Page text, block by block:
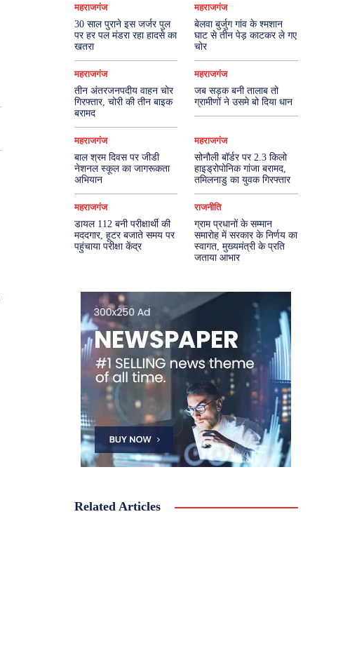
महराजगंज
30 साल पुराने इस जर्जर पुल
पर हर पल मंडरा रहा हादसे का
खतरा
महराजगंज
बेलवा बुर्जुग गांव के श्मशान
घाट से तीन पेड़ काटकर ले गए
चोर
महराजगंज
तीन अंतरजनपदीय वाहन चोर
गिरफ्तार, चोरी की तीन बाइक
बरामद
महराजगंज
जब सड़क बनी तालाब तो
ग्रामीणों ने उसमे बो दिया धान
महराजगंज
बाल श्रम दिवस पर जीडी
नेशनल स्कूल का जागरूकता
अभियान
महराजगंज
सोनौली बॉर्डर पर 2.3 किलो
हाइड्रोपोनिक गांजा बरामद,
तमिलनाडु का युवक गिरफ्तार
महराजगंज
डायल 112 बनी परीक्षार्थी की
मददगार, हूटर बजाते समय पर
पहुंचाया परीक्षा केंद्र
राजनीति
ग्राम प्रधानों के सम्मान
समारोह में सरकार के निर्णय का
स्वागत, मुख्यमंत्री के प्रति
जताया आभार
Related Articles